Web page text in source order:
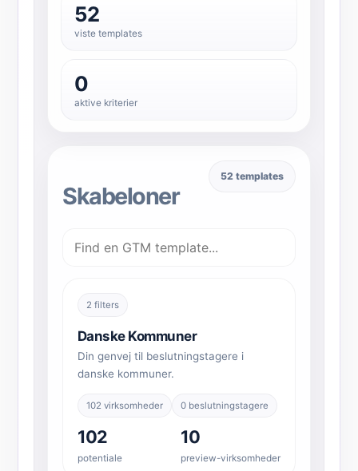
52
viste templates
0
aktive kriterier
Skabeloner
52 templates
2 filters
Danske Kommuner
Din genvej til beslutningstagere i
danske kommuner.
102 virksomheder 0 beslutningstagere
102
potentiale
10
preview-virksomheder